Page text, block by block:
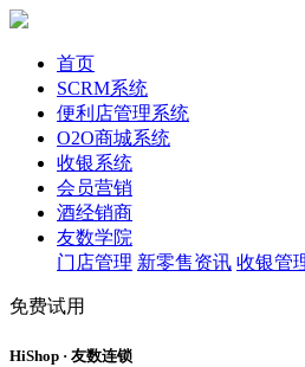
首页
SCRM系统
便利店管理系统
O2O商城系统
收银系统
会员营销
酒经销商
友数学院
门店管理 新零售资讯 收银管
免费试用
HiShop · 友数连锁